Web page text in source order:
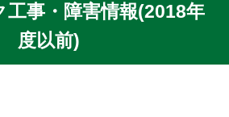
工事・障害情報(2018年
度以前)